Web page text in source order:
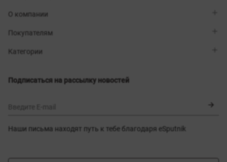
Viber
Перезвоните мне
Контакты
О компании
О бренде
Магазины
Покупателям
Доставка
Сертификаты
Категории
Платья
Верхняя одежда
Подписаться на рассылку новостей
Наши письма находят путь к тебе благодаря eSputnik